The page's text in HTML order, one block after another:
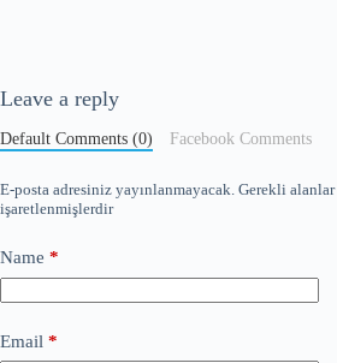
Leave a reply
Default Comments (0) Facebook Comments
E-posta adresiniz yayınlanmayacak. Gerekli alanlar
işaretlenmişlerdir
Name *
Email *